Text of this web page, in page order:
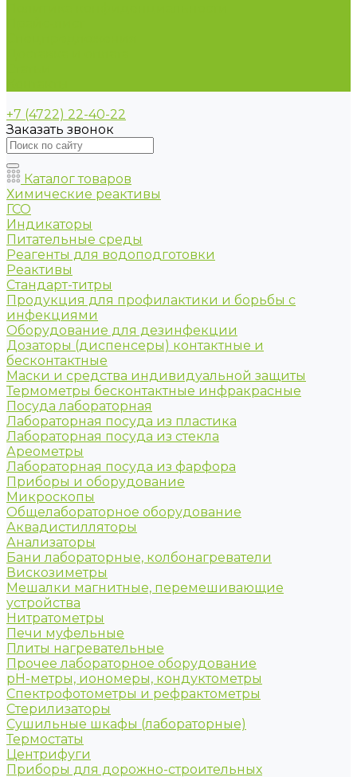
+7 (4722) 22-40-22
Заказать звонок
Каталог товаров
Химические реактивы
ГСО
Индикаторы
Питательные среды
Реагенты для водоподготовки
Реактивы
Стандарт-титры
Продукция для профилактики и борьбы с
инфекциями
Оборудование для дезинфекции
Дозаторы (диспенсеры) контактные и
бесконтактные
Маски и средства индивидуальной защиты
Термометры бесконтактные инфракрасные
Посуда лабораторная
Лабораторная посуда из пластика
Лабораторная посуда из стекла
Ареометры
Лабораторная посуда из фарфора
Приборы и оборудование
Микроскопы
Общелабораторное оборудование
Аквадистилляторы
Анализаторы
Бани лабораторные, колбонагреватели
Вискозиметры
Мешалки магнитные, перемешивающие
устройства
Нитратометры
Печи муфельные
Плиты нагревательные
Прочее лабораторное оборудование
рН-метры, иономеры, кондуктометры
Спектрофотометры и рефрактометры
Стерилизаторы
Сушильные шкафы (лабораторные)
Термостаты
Центрифуги
Приборы для дорожно-строительных